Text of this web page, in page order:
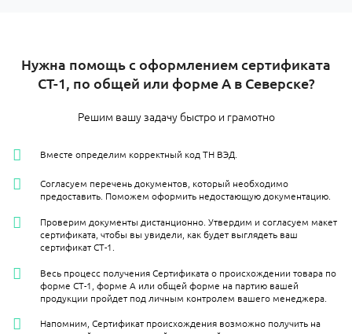
Нужна помощь с оформлением сертификата
СТ-1, по общей или форме А в Северске?
Решим вашу задачу быстро и грамотно
Вместе определим корректный код ТН ВЭД.
Согласуем перечень документов, который необходимо
предоставить. Поможем оформить недостающую документацию.
Проверим документы дистанционно. Утвердим и согласуем макет
сертификата, чтобы вы увидели, как будет выглядеть ваш
сертификат СТ-1.
Весь процесс получения Сертификата о происхождении товара по
форме СТ-1, форме А или общей форме на партию вашей
продукции пройдет под личным контролем вашего менеджера.
Напомним, Сертификат происхождения возможно получить на